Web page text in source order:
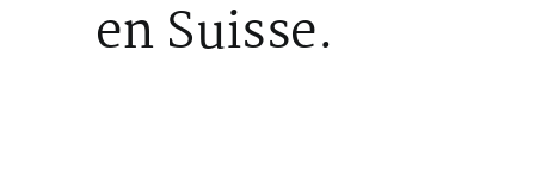
en Suisse.